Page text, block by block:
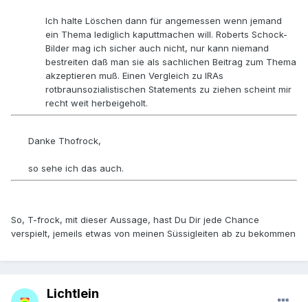
Ich halte Löschen dann für angemessen wenn jemand
ein Thema lediglich kaputtmachen will. Roberts Schock-
Bilder mag ich sicher auch nicht, nur kann niemand
bestreiten daß man sie als sachlichen Beitrag zum Thema
akzeptieren muß. Einen Vergleich zu IRAs
rotbraunsozialistischen Statements zu ziehen scheint mir
recht weit herbeigeholt.
Danke Thofrock,
so sehe ich das auch.
So, T-frock, mit dieser Aussage, hast Du Dir jede Chance
verspielt, jemeils etwas von meinen Süssigleiten ab zu bekommen
Lichtlein